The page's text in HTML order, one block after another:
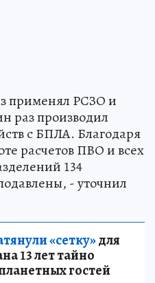
применял РСЗО и
раз производил
с БПЛА. Благодаря
расчетов ПВО и всех
134
- уточнил
«сетку»для
13 лет тайно
гостей